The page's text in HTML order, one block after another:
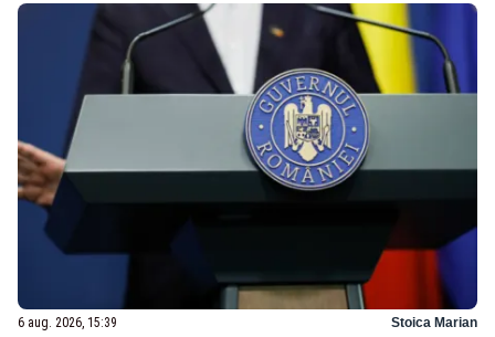
6 aug. 2026, 15:39 Stoica Marian